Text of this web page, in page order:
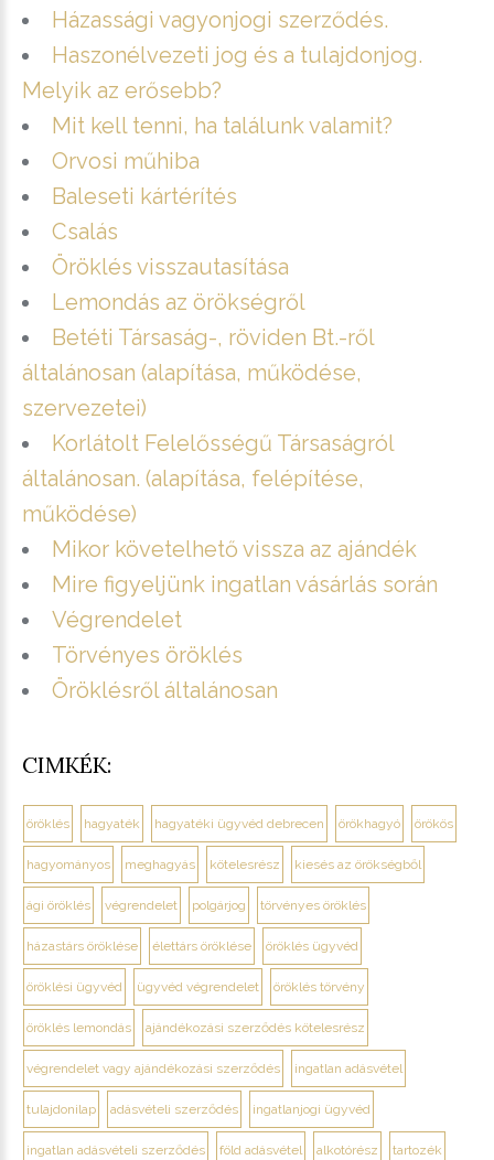
Házassági vagyonjogi szerződés.
Haszonélvezeti jog és a tulajdonjog.
Melyik az erősebb?
Mit kell tenni, ha találunk valamit?
Orvosi műhiba
Baleseti kártérítés
Csalás
Öröklés visszautasítása
Lemondás az örökségről
Betéti Társaság-, röviden Bt.-ről
általánosan (alapítása, működése,
szervezetei)
Korlátolt Felelősségű Társaságról
általánosan. (alapítása, felépítése,
működése)
Mikor követelhető vissza az ajándék
Mire figyeljünk ingatlan vásárlás során
Végrendelet
Törvényes öröklés
Öröklésről általánosan
CIMKÉK:
öröklés hagyaték hagyatéki ügyvéd debrecen örökhagyó örökös
hagyományos meghagyás kötelesrész kiesés az örökségből
ági öröklés végrendelet polgárjog törvényes öröklés
házastárs öröklése élettárs öröklése öröklés ügyvéd
öröklési ügyvéd ügyvéd végrendelet öröklés törvény
öröklés lemondás ajándékozási szerződés kötelesrész
végrendelet vagy ajándékozási szerződés ingatlan adásvétel
tulajdonilap adásvételi szerződés ingatlanjogi ügyvéd
ingatlan adásvételi szerződés föld adásvétel alkotórész tartozék